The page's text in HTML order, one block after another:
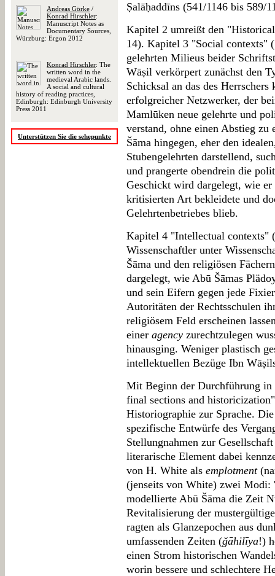
Andreas Görke /
Konrad Hirschler:
Manuscript Notes as
Documentary Sources,
Würzburg: Ergon 2012
Konrad Hirschler: The
written word in the
medieval Arabic lands.
A social and cultural
history of reading practices,
Edinburgh: Edinburgh University
Press 2011
Unterstützen Sie die sehepunkte
Ṣalāḥaddīns (541/1146 bis 589/
Kapitel 2 umreißt den
14). Kapitel 3 "Social contexts"
gelehrten Milieus beider
Wāṣil verkörpert zunächst den
Schicksal an das des
erfolgreicher Netzwerker, der
Mamlūken neue gelehrte und
verstand, ohne einen Abstieg
Šāma hingegen, eher den
Stubengelehrten darstellend,
und prangerte obendrein die
Geschickt wird dargelegt, wie
kritisierten Art bekleidete und
Gelehrtenbetriebes blieb.
Kapitel 4 "Intellectual contexts"
Wissenschaftler unter
Šāma und den religiösen
dargelegt, wie Abū Šāmas
und sein Eifern gegen jede
Autoritäten der Rechtsschulen
religiösem Feld erscheinen
einer agency zurechtzulegen
hinausging. Weniger plastisch
intellektuellen Bezüge Ibn
Mit Beginn der Durchführung
final sections and
Historiographie zur Sprache.
spezifische Entwürfe des
Stellungnahmen zur
literarische Element dabei
von H. White als emplotment
(jenseits von White) zwei Modi:
modellierte Abū Šāma die Zeit
Revitalisierung der
ragten als Glanzepochen aus
umfassenden Zeiten (ǧāhilīya!)
einen Strom historischen
worin bessere und schlechtere